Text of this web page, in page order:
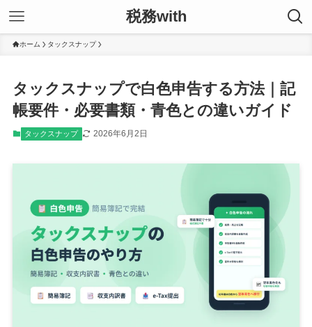
税務with
ホーム タックスナップ
タックスナップで白色申告する方法｜記
帳要件・必要書類・青色との違いガイド
タックスナップ 2026年6月2日